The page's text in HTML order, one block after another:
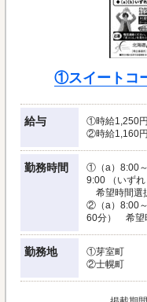
①スイートコ
給与
①時給1,250円
②時給1,160円
勤務時間
①（a）8:00
9:00 （いずれ
希望時間選
②（a）8:00
60分） 希望
勤務地
①芽室町
②士幌町